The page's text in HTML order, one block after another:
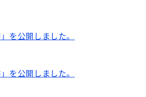
を公開しました。
を公開しました。